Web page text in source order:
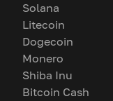
Solana
Litecoin
Dogecoin
Monero
Shiba Inu
Bitcoin Cash